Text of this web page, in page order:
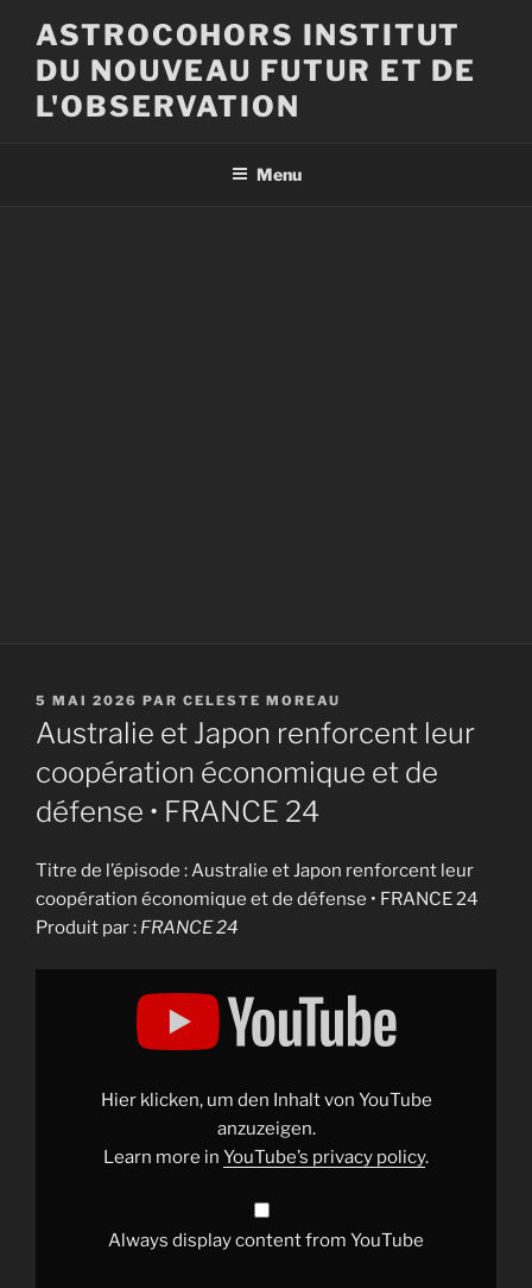
contenu
principal
ASTROCOHORS INSTITUT
DU NOUVEAU FUTUR ET DE
L'OBSERVATION
Menu
PUBLIÉ
LE
5 MAI 2026 PAR CELESTE MOREAU
Australie et Japon renforcent leur
coopération économique et de
défense • FRANCE 24
Titre de l’épisode : Australie et Japon renforcent leur
coopération économique et de défense • FRANCE 24
Produit par : FRANCE 24
Display
économiqueHier klicken, um den Inhalt von YouTube
anzuzeigen.
Learn more in YouTube’s privacy policy.
Always display content from YouTube